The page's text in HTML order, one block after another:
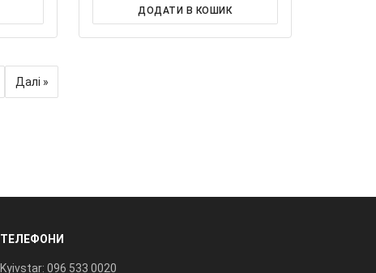
ДОДАТИ В КОШИК
Далі »
ТЕЛЕФОНИ
Kyivstar: 096 533 0020